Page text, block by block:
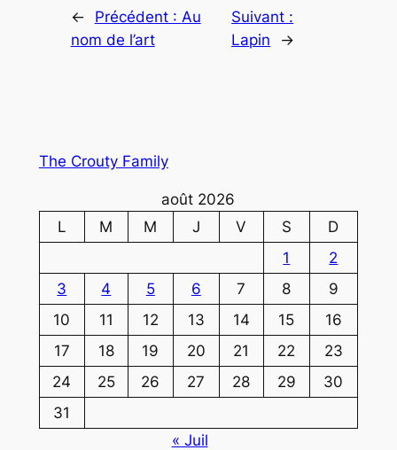
← Précédent : Au
nom de l’art
Suivant :
Lapin
→
The Crouty Family
août 2026
L
M M J V S
D
1
2
3
4 5 6 7 8
9
10
11 12 13 14 15
16
17
18 19 20 21 22
23
24
25 26 27 28 29
30
31
« Juil